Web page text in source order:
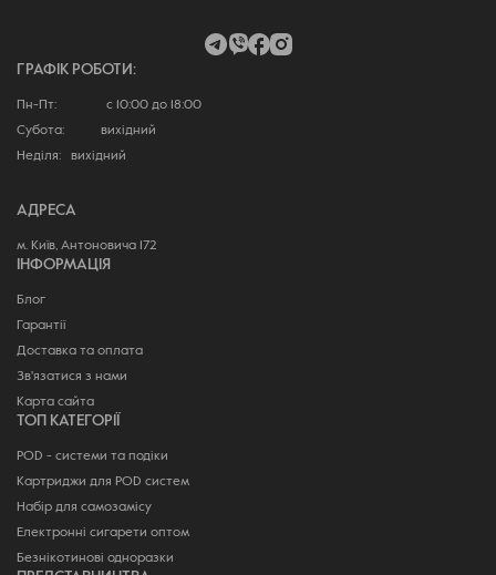
ГРАФІК РОБОТИ:
Пн-Пт: с 10:00 до 18:00
Субота: вихідний
Неділя: вихідний
АДРЕСА
м. Київ, Антоновича 172
ІНФОРМАЦІЯ
Блог
Гарантії
Доставка та оплата
Зв'язатися з нами
Карта сайта
ТОП КАТЕГОРІЇ
POD - системи та подіки
Картриджи для POD систем
Набір для самозамісу
Електронні сигарети оптом
Безнікотинові одноразки